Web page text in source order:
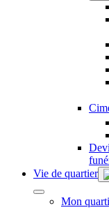
Vie de quartier
Mon